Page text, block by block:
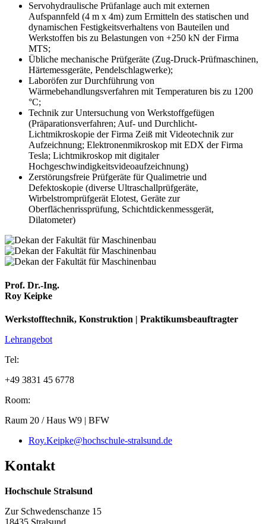
Servohydraulische Prüfanlage auch mit externen
Aufspannfeld (4 m x 4m) zum Ermitteln des statischen und
dynamischen Festigkeitsverhaltens von Bauteilen und
Werkstoffen bis zu Belastungen von +250 kN der Firma
MTS;
Übliche mechanische Prüfgeräte (Zug-Druck-Prüfmaschinen,
Härtemessgeräte, Pendelschlagwerke);
Laboröfen zur Durchführung von
Wärmebehandlungsverfahren mit Temperaturen bis zu 1200
°C;
Technik zur Untersuchung von Werkstoffgefügen
(Präparationsverfahren; Auf- und Durchlicht-
Lichtmikroskopie der Firma Zeiß mit Videotechnik zur
Aufzeichnung; Elektronenmikroskop mit EDX der Firma
Tesla; Lichtmikroskop mit digitaler
Hochgeschwindigkeitsvideoaufzeichnung)
Zerstörungsfreie Prüfgeräte für Qualimetrie und
Defektoskopie (diverse Ultraschallprüfgeräte,
Wirbelstromprüfgerät Elotest, Geräte zur
Oberflächenrissprüfung, Schichtdickenmessgerät,
Dilatometer)
Prof. Dr.-Ing.
Roy Keipke
Werkstofftechnik, Konstruktion | Praktikumsbeauftragter
Lehrangebot
Tel:
+49 3831 45 6778
Room:
Raum 20 / Haus W9 | BFW
Roy.Keipke@hochschule-stralsund.de
Kon­takt
Hochschule Stralsund
Zur Schwedenschanze 15
18435 Stralsund